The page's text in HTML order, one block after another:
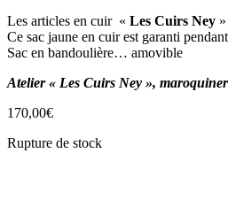
Les articles en cuir « Les Cuirs Ney
Ce sac jaune en cuir est garanti
Sac en bandoulière… amovible
Atelier « Les Cuirs Ney »,
170,00€
Rupture de stock